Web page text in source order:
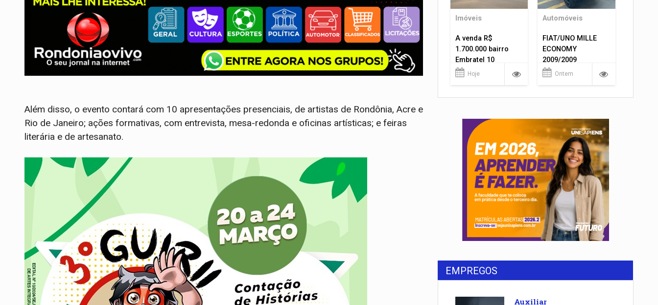
Além disso, o evento contará com 10 apresentações presenciais, de artistas de Rondônia, Acre e
Rio de Janeiro; ações formativas, com entrevista, mesa-redonda e oficinas artísticas; e feiras
literária e de artesanato.
Imóveis
A venda R$
1.700.000 bairro
Embratel 10
apartamentos!
Hoje
Automóveis
FIAT/UNO MILLE
ECONOMY
2009/2009
Ontem
EMPREGOS
Auxiliar